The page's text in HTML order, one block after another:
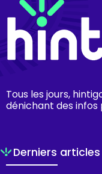
Tous les jours,
dénichant des infos
Derniers articles